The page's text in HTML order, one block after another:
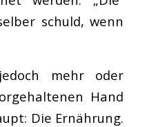
schuld, wenn
mehr oder
Hand
Die Ernährung.